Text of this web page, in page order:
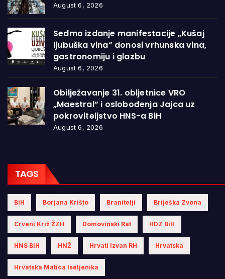
August 6, 2026
Sedmo izdanje manifestacije „Kušaj
ljubuška vina“ donosi vrhunska vina,
gastronomiju i glazbu
August 6, 2026
Obilježavanje 31. obljetnice VRO
„Maestral“ i oslobođenja Jajca uz
pokroviteljstvo HNS-a BiH
August 6, 2026
TAGS
BiH Borjana Krišto Branitelji Briješka Zvona
Crveni Križ ŽZH Domovinski Rat HDZ BiH
HNS BiH HNŽ Hrvati Izvan RH Hrvatska
Hrvatska Matica Iseljenika